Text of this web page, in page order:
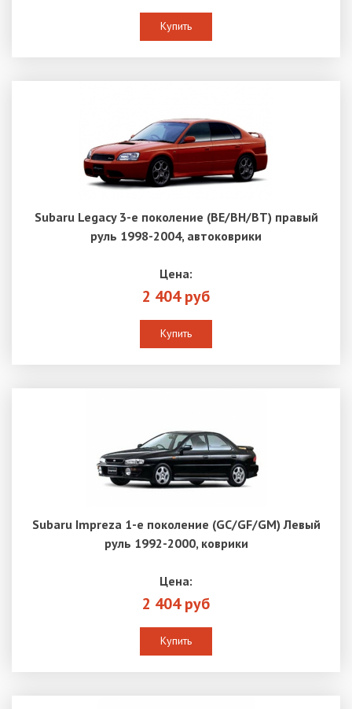
Купить
Subaru Legacy 3-е поколение (BE/BH/BT) правый
руль 1998-2004, автоковрики
Цена:
2 404 руб
Купить
Subaru Impreza 1-е поколение (GC/GF/GM) Левый
руль 1992-2000, коврики
Цена:
2 404 руб
Купить